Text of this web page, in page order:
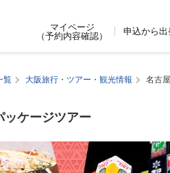
マイページ
（予約内容確認）
申込から出
覧 大阪旅行・ツアー・観光情報 名古
ッケージツアー